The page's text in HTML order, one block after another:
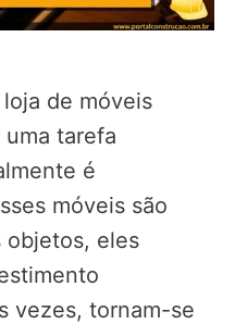
de móveis
tarefa
é
móveis são
objetos, eles
vezes, tornam-se